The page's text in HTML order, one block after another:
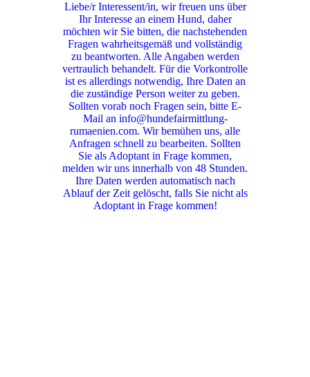
Liebe/r Interessent/in, wir freuen uns über
Ihr Interesse an einem Hund, daher
möchten wir Sie bitten, die nachstehenden
Fragen wahrheitsgemäß und vollständig
zu beantworten. Alle Angaben werden
vertraulich behandelt. Für die Vorkontrolle
ist es allerdings notwendig, Ihre Daten an
die zuständige Person weiter zu geben.
Sollten vorab noch Fragen sein, bitte E-
Mail an info@hundefairmittlung-
rumaenien.com. Wir bemühen uns, alle
Anfragen schnell zu bearbeiten. Sollten
Sie als Adoptant in Frage kommen,
melden wir uns innerhalb von 48 Stunden.
Ihre Daten werden automatisch nach
Ablauf der Zeit gelöscht, falls Sie nicht als
Adoptant in Frage kommen!